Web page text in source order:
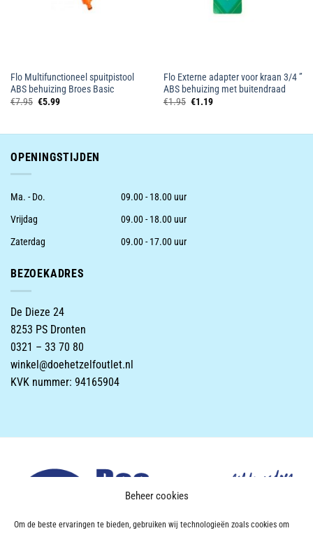
Beheer cookies
Om de beste ervaringen te bieden, gebruiken wij technologieën zoals cookies om
Flo Multifunctioneel spuitpistool
ABS behuizing Broes Basic
€7.95 Oorspronkelijke
€5.99Huidige
Flo Externe adapter voor kraan 3/4 ”
ABS behuizing met buitendraad
€1.95 Oorspronkelijke
€1.19Huidige
OPENINGSTIJDEN
Ma. - Do.
09.00 - 18.00 uur
Vrijdag
09.00 - 18.00 uur
Zaterdag
09.00 - 17.00 uur
BEZOEKADRES
De Dieze 24
8253 PS Dronten
0321 – 33 70 80
winkel@doehetzelfoutlet.nl
KVK nummer: 94165904